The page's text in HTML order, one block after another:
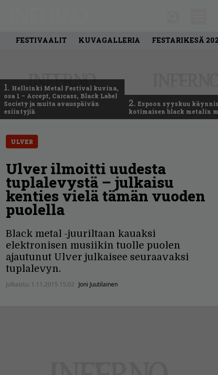
FESTIVAALIT KUVAGALLERIA FESTARIKESÄ
1. Hellsinki Metal Festival kuvina,
osa 1 – Accept, Carcass, Black Label
Society ja muita avauspäivän
esiintyjiä
2. Espoon syyskuu
kotimaisen black metalin
ULVER
Ulver ilmoitti uudesta
tuplalevystä – julkaisu
kenties vielä tämän vuoden
puolella
Black metal -juuriltaan kauaksi
elektronisen musiikin tuolle puolen
ajautunut Ulver julkaisee seuraavaksi
tuplalevyn.
Julkaistu: 1.11.2015 15:02 Joni Juutilainen